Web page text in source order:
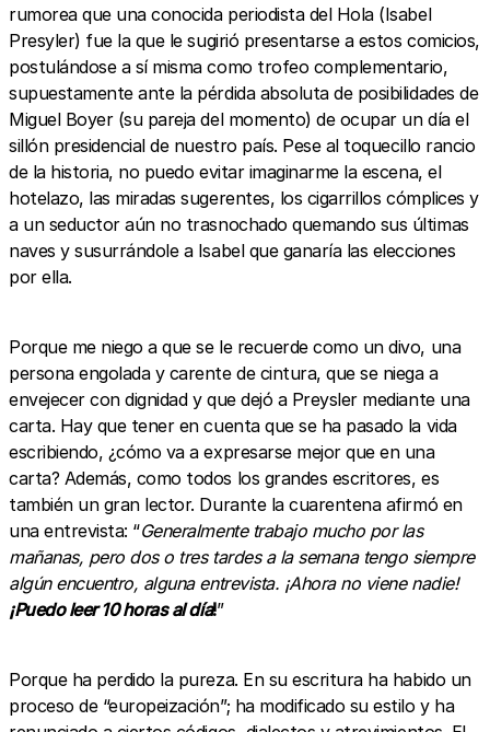
rumorea que una conocida periodista del Hola (Isabel
Presyler) fue la que le sugirió presentarse a estos comicios,
postulándose a sí misma como trofeo complementario,
supuestamente ante la pérdida absoluta de posibilidades de
Miguel Boyer (su pareja del momento) de ocupar un día el
sillón presidencial de nuestro país. Pese al toquecillo rancio
de la historia, no puedo evitar imaginarme la escena, el
hotelazo, las miradas sugerentes, los cigarrillos cómplices y
a un seductor aún no trasnochado quemando sus últimas
naves y susurrándole a Isabel que ganaría las elecciones
por ella.
Porque me niego a que se le recuerde como un divo, una
persona engolada y carente de cintura, que se niega a
envejecer con dignidad y que dejó a Preysler mediante una
carta. Hay que tener en cuenta que se ha pasado la vida
escribiendo, ¿cómo va a expresarse mejor que en una
carta? Además, como todos los grandes escritores, es
también un gran lector. Durante la cuarentena afirmó en
una entrevista: “Generalmente trabajo mucho por las
mañanas, pero dos o tres tardes a la semana tengo siempre
algún encuentro, alguna entrevista. ¡Ahora no viene nadie!
¡Puedo leer 10 horas al día!”
Porque ha perdido la pureza. En su escritura ha habido un
proceso de “europeización”; ha modificado su estilo y ha